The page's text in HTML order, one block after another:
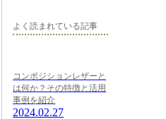
よく読まれている記事
コンポジションレザーと
は何か？その特徴と活用
事例を紹介
2024.02.27